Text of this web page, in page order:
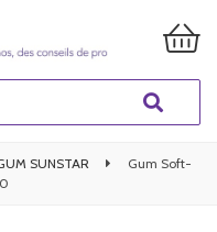
SUNSTAR
Gum Soft-